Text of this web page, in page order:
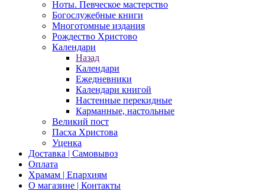
Ноты. Певческое мастерство
Богослужебные книги
Многотомные издания
Рождество Христово
Календари
Назад
Календари
Ежедневники
Календари книгой
Настенные перекидные
Карманные, настольные
Великий пост
Пасха Христова
Уценка
Доставка | Самовывоз
Оплата
Храмам | Епархиям
О магазине | Контакты